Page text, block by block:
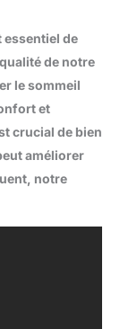
essentiel de
de notre
le sommeil
et
crucial de bien
améliorer
notre